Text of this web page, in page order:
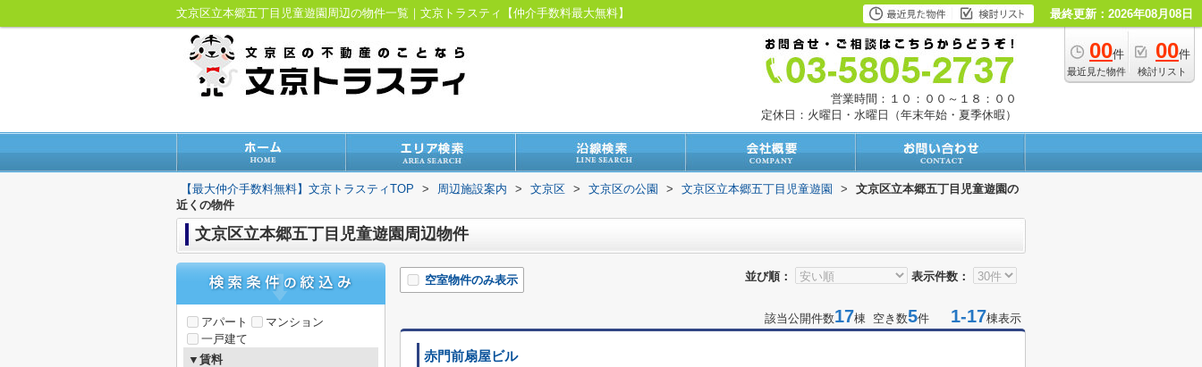
文京区立本郷五丁目児童遊園周辺の物件一覧｜文京トラスティ【仲介手数料最大無料】 最終更新：2026年08月08日
00件
最近見た物件
00件
検討リスト
営業時間：１０：００～１８：００
定休日：火曜日・水曜日（年末年始・夏季休暇）
【最大仲介手数料無料】文京トラスティTOP > 周辺施設案内 > 文京区 > 文京区の公園 > 文京区立本郷五丁目児童遊園 >
文京区立本郷五丁目児童遊園の
近くの物件
文京区立本郷五丁目児童遊園周辺物件
並び順： 表示件数：
空室物件のみ表示
該当公開件数17棟 空き数5件 1-17棟表示
赤門前扇屋ビル
アパート
マンション
一戸建て
▼賃料